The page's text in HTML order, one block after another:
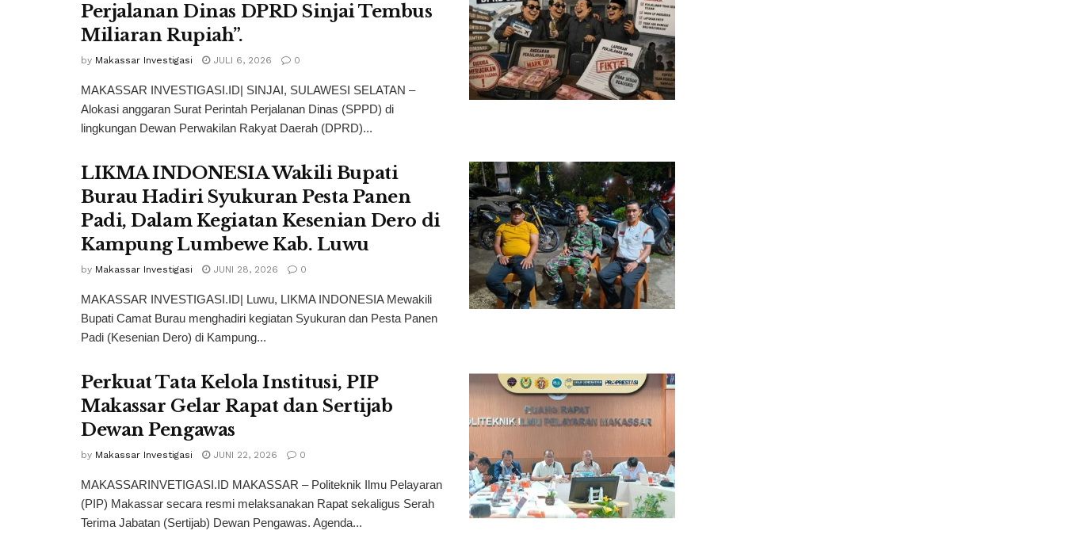
Perjalanan Dinas DPRD Sinjai Tembus
Miliaran Rupiah”.
by Makassar Investigasi JULI 6, 2026 0
MAKASSAR INVESTIGASI.ID| SINJAI, SULAWESI SELATAN –
Alokasi anggaran Surat Perintah Perjalanan Dinas (SPPD) di
lingkungan Dewan Perwakilan Rakyat Daerah (DPRD)...
LIKMA INDONESIA Wakili Bupati
Burau Hadiri Syukuran Pesta Panen
Padi, Dalam Kegiatan Kesenian Dero di
Kampung Lumbewe Kab. Luwu
by Makassar Investigasi JUNI 28, 2026 0
MAKASSAR INVESTIGASI.ID| Luwu, LIKMA INDONESIA Mewakili
Bupati Camat Burau menghadiri kegiatan Syukuran dan Pesta Panen
Padi (Kesenian Dero) di Kampung...
Perkuat Tata Kelola Institusi, PIP
Makassar Gelar Rapat dan Sertijab
Dewan Pengawas
by Makassar Investigasi JUNI 22, 2026 0
MAKASSARINVETIGASI.ID MAKASSAR – Politeknik Ilmu Pelayaran
(PIP) Makassar secara resmi melaksanakan Rapat sekaligus Serah
Terima Jabatan (Sertijab) Dewan Pengawas. Agenda...